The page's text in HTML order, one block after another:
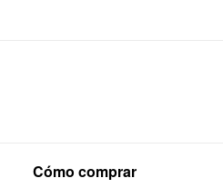
Cómo comprar